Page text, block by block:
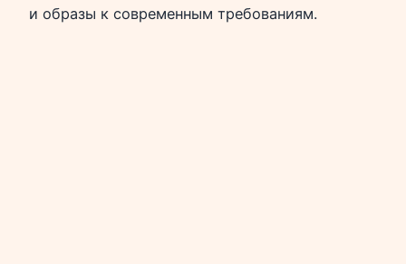
и образы к современным требованиям.